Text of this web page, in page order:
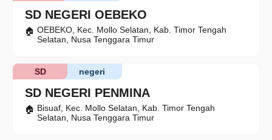
SD NEGERI OEBEKO
OEBEKO, Kec. Mollo Selatan, Kab. Timor Tengah
Selatan, Nusa Tenggara Timur
SD NEGERI PENMINA
negeri
SD
Bisuaf, Kec. Mollo Selatan, Kab. Timor Tengah
Selatan, Nusa Tenggara Timur